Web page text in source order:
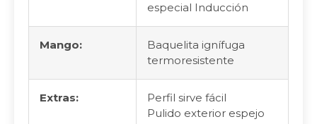
especial Inducción
Mango:
Baquelita ignífuga
termoresistente
Extras:
Perfil sirve fácil
Pulido exterior espejo